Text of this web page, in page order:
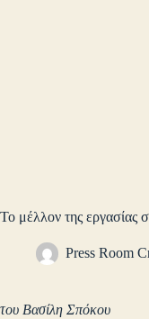
Το μέλλον της εργασίας
Press Room
του Βασίλη Σπόκου